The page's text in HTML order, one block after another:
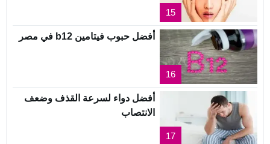
15
16
أفضل حبوب فيتامين b12 في مصر
17
أفضل دواء لسرعة القذف وضعف
الانتصاب